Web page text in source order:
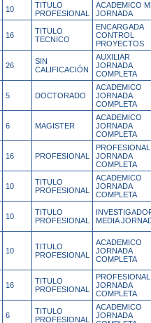
10
TITULO
PROFESIONAL
ACADEMICO
JORNADA
16
TITULO
TECNICO
ENCARGADA
CONTROL
PROYECTOS
26
SIN
CALIFICACIÓN
AUXILIAR
JORNADA
COMPLETA
5 DOCTORADO
ACADEMICO
JORNADA
COMPLETA
6 MAGISTER
ACADEMICO
JORNADA
COMPLETA
16 PROFESIONAL
PROFESIONAL
JORNADA
COMPLETA
10
TITULO
PROFESIONAL
ACADEMICO
JORNADA
COMPLETA
10
TITULO
PROFESIONAL
MEDIA
10
TITULO
PROFESIONAL
ACADEMICO
JORNADA
COMPLETA
16
TITULO
PROFESIONAL
PROFESIONAL
JORNADA
COMPLETA
6
TITULO
PROFESIONAL
ACADEMICO
JORNADA